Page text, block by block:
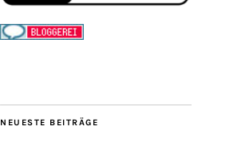
NEUESTE BEITRÄGE